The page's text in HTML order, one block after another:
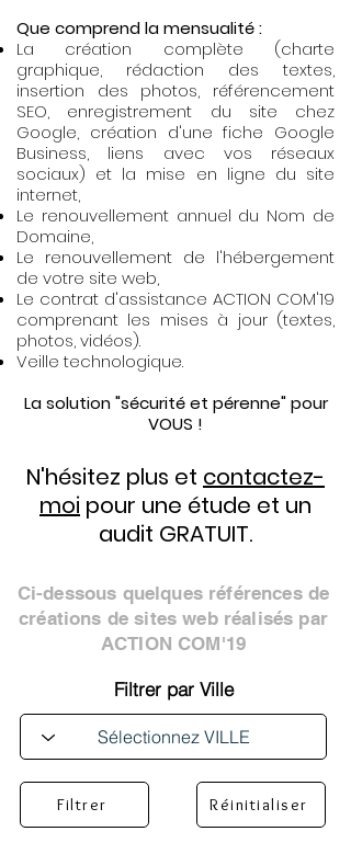
Que comprend la mensualité :
La création complète (charte
graphique, rédaction des textes,
insertion des photos, référencement
SEO, enregistrement du site chez
Google, création d'une fiche Google
Business, liens avec vos réseaux
sociaux) et la mise en ligne du site
internet,
Le renouvellement annuel du Nom de
Domaine,
Le renouvellement de l'hébergement
de votre site web,
Le contrat d'assistance ACTION COM'19
comprenant les mises à jour (textes,
photos, vidéos).
Veille technologique.
La solution "sécurité et pérenne" pour
VOUS !
N'hésitez plus et contactez-
moi pour une étude et un
audit GRATUIT.
Ci-dessous quelques références de
créations de sites web réalisés par
ACTION COM'19
Filtrer par Ville
Filtrer Réinitialiser